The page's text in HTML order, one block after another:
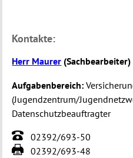
Kontakte:
Herr Maurer (Sachbearbeiter)
Aufgabenbereich:
(Jugendzentrum/
Datenschutzbeauftragter
02392/693-50
02392/693-48